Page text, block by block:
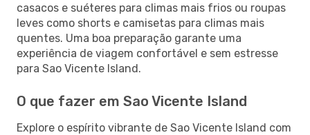
casacos e suéteres para climas mais frios ou roupas
leves como shorts e camisetas para climas mais
quentes. Uma boa preparação garante uma
experiência de viagem confortável e sem estresse
para Sao Vicente Island.
O que fazer em Sao Vicente Island
Explore o espírito vibrante de Sao Vicente Island com